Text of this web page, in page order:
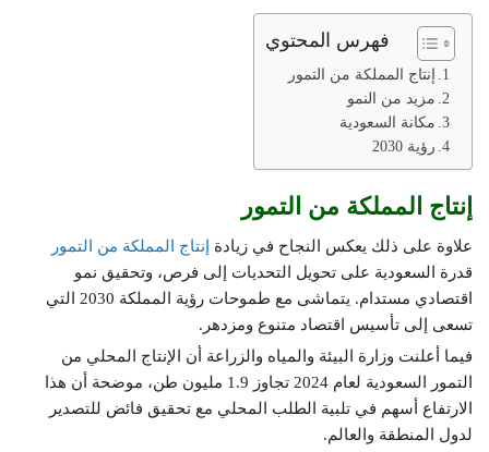
فهرس المحتوي
إنتاج المملكة من التمور
مزيد من النمو
مكانة السعودية
رؤية 2030
إنتاج المملكة من التمور
علاوة على ذلك يعكس النجاح في زيادة
إنتاج المملكة من التمور
قدرة السعودية على تحويل التحديات إلى فرص، وتحقيق نمو
اقتصادي مستدام. يتماشى مع طموحات رؤية المملكة 2030 التي
تسعى إلى تأسيس اقتصاد متنوع ومزدهر.
فيما أعلنت وزارة البيئة والمياه والزراعة أن الإنتاج المحلي من
التمور السعودية لعام 2024 تجاوز 1.9 مليون طن، موضحة أن هذا
الارتفاع أسهم في تلبية الطلب المحلي مع تحقيق فائض للتصدير
لدول المنطقة والعالم.